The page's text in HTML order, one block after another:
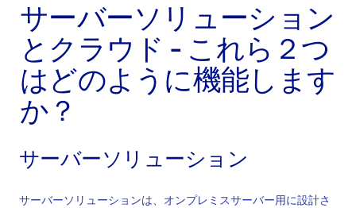
サーバーソリューション
とクラウド - これら２つ
はどのように機能します
か？
サーバーソリューション
サーバーソリューションは、オンプレミスサーバー用に設計さ